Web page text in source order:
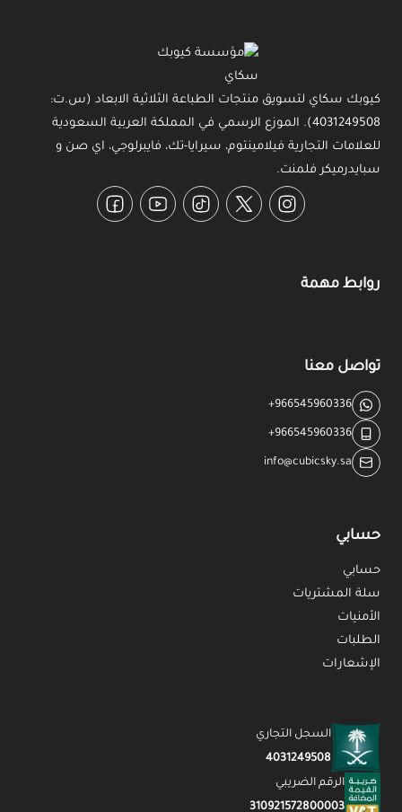
كيوبك سكاي لتسويق منتجات الطباعة الثلاثية الابعاد (س.ت:
4031249508). الموزع الرسمي في المملكة العربية السعودية
للعلامات التجارية فيلامينتوم، سيرايا-تك، فايبرلوجي، اي صن و
سبايدرميكر فلمنت.
Instagram
Twitter
TikTok
YouTube
Facebook
روابط مهمة
تواصل معنا
+966545960336
+966545960336
info@cubicsky.sa
حسابي
حسابي
سلة المشتريات
الأمنيات
الطلبات
الإشعارات
السجل التجاري
4031249508
الرقم الضريبي
310921572800003